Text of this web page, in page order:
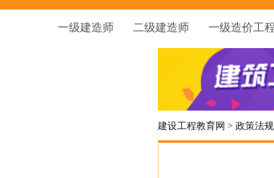
一级建造师 二级建造师 一级造价工
建设工程教育网 > 政策法规